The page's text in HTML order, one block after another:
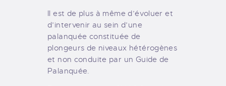
Il est de plus à même d’évoluer et
d’intervenir au sein d’une
palanquée constituée de
plongeurs de niveaux hétérogènes
et non conduite par un Guide de
Palanquée.